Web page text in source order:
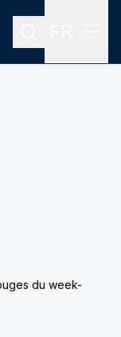
Rechercher
du week-